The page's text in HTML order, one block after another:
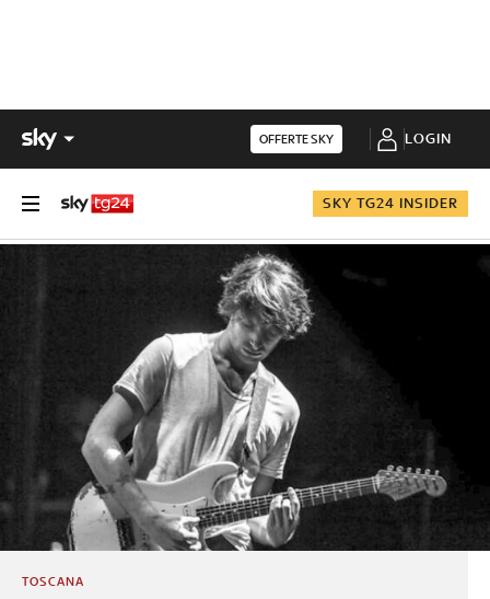
OFFERTE SKY LOGIN
SKY TG24 INSIDER
TOSCANA